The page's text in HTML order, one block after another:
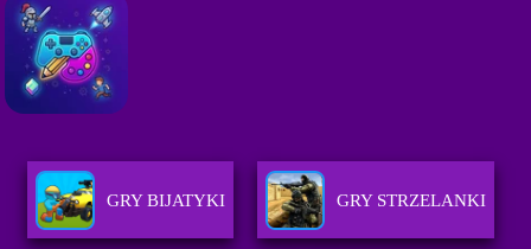
GRY BIJATYKI GRY STRZELANKI